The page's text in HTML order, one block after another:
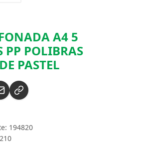
A4 5
PP POLIBRAS
PASTEL
194820